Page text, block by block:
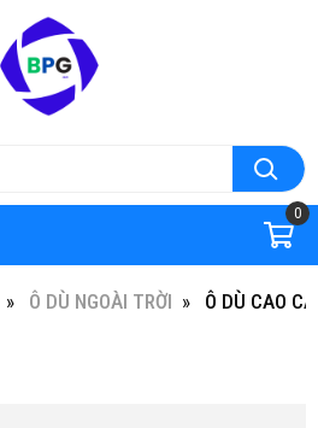
0
Ô DÙ NGOÀI TRỜI Ô DÙ CAO